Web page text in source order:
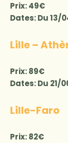
Prix: 49€
Dates: Du 13/
Lille –
Prix: 89€
Dates: Du 21/
Lille-Faro
Prix: 82€